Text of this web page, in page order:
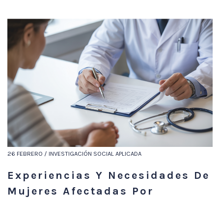
26 FEBRERO / INVESTIGACIÓN SOCIAL APLICADA
Experiencias Y Necesidades De
Mujeres Afectadas Por